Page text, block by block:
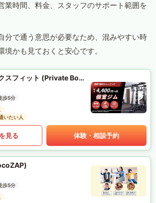
業時間、料金、スタッフのサポート範囲を
分で通う意思が必要なため、混みやすい時
境かも見ておくと安心です。
プライベートボックスフィット (Private Box Fit)
歩5分
いたい人
見る 体験・相談予約
歩5分